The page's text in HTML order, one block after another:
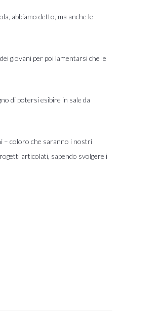
abbiamo detto, ma anche le
giovani per poi lamentarsi che le
di potersi esibire in sale da
– coloro che saranno i nostri
articolati, sapendo svolgere i